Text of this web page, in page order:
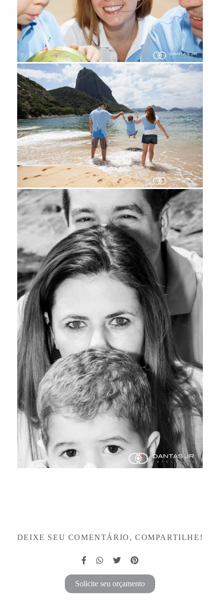
DEIXE SEU COMENTÁRIO, COMPARTILHE!
Solicite seu orçamento